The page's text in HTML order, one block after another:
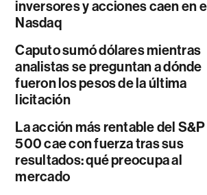
inversores y acciones caen en
Nasdaq
Caputo sumó dólares mientras
analistas se preguntan a dónde
fueron los pesos de la última
licitación
La acción más rentable del S&P
500 cae con fuerza tras sus
resultados: qué preocupa al
mercado